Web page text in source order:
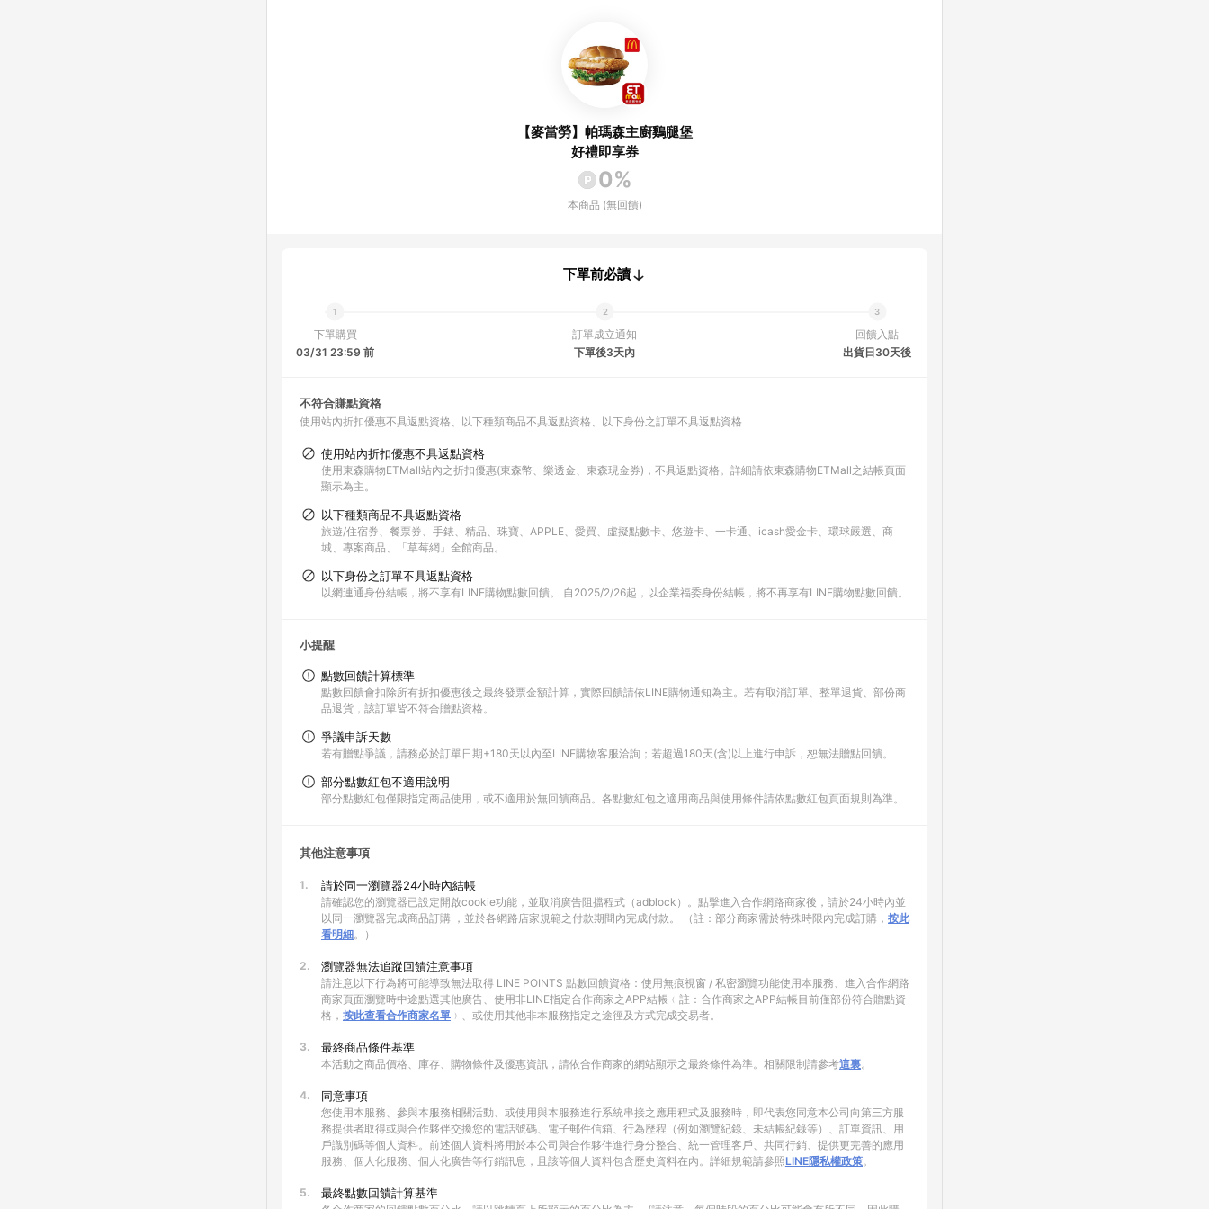
【麥當勞】帕瑪森主廚鷄腿堡
好禮即享券
0%
本商品 (無回饋)
下單前必讀
下單購買
03/31 23:59 前
訂單成立通知
下單後3天內
回饋入點
出貨日30天後
不符合賺點資格
使用站內折扣優惠不具返點資格 以下種類商品不具返點資格 以下身份之訂單不具返點資格
使用站內折扣優惠不具返點資格
使用東森購物ETMall站內之折扣優惠(東森幣、樂透金、東森現金券)，不具返點資格。詳細請依東森購物ETMall之結帳頁面
顯示為主。
以下種類商品不具返點資格
旅遊/住宿券、餐票券、手錶、精品、珠寶、APPLE、愛買、虛擬點數卡、悠遊卡、一卡通、icash愛金卡、環球嚴選、商
城、專案商品、「草莓網」全館商品。
以下身份之訂單不具返點資格
以網連通身份結帳，將不享有LINE購物點數回饋。 自2025/2/26起，以企業福委身份結帳，將不再享有LINE購物點數回饋。
小提醒
點數回饋計算標準
點數回饋會扣除所有折扣優惠後之最終發票金額計算，實際回饋請依LINE購物通知為主。若有取消訂單、整單退貨、部份商
品退貨，該訂單皆不符合贈點資格。
爭議申訴天數
若有贈點爭議，請務必於訂單日期+180天以內至LINE購物客服洽詢；若超過180天(含)以上進行申訴，恕無法贈點回饋。
部分點數紅包不適用說明
部分點數紅包僅限指定商品使用，或不適用於無回饋商品。各點數紅包之適用商品與使用條件請依點數紅包頁面規則為準。
其他注意事項
1. 請於同一瀏覽器24小時內結帳
請確認您的瀏覽器已設定開啟cookie功能，並取消廣告阻擋程式（adblock）。點擊進入合作網路商家後，請於24小時內並
以同一瀏覽器完成商品訂購 ，並於各網路店家規範之付款期間內完成付款。 （註：部分商家需於特殊時限內完成訂購， 按此
看明細。）
2. 瀏覽器無法追蹤回饋注意事項
請注意以下行為將可能導致無法取得 LINE POINTS 點數回饋資格：使用無痕視窗 / 私密瀏覽功能使用本服務、進入合作網路
商家頁面瀏覽時中途點選其他廣告、使用非LINE指定合作商家之APP結帳﹙註：合作商家之APP結帳目前僅部份符合贈點資
格， 按此查看合作商家名單 ﹚、或使用其他非本服務指定之途徑及方式完成交易者。
3. 最終商品條件基準
本活動之商品價格、庫存、購物條件及優惠資訊，請依合作商家的網站顯示之最終條件為準。相關限制請參考這裏。
4. 同意事項
您使用本服務、參與本服務相關活動、或使用與本服務進行系統串接之應用程式及服務時，即代表您同意本公司向第三方服
務提供者取得或與合作夥伴交換您的電話號碼、電子郵件信箱、行為歷程（例如瀏覽紀錄、未結帳紀錄等）、訂單資訊、用
戶識別碼等個人資料。前述個人資料將用於本公司與合作夥伴進行身分整合、統一管理客戶、共同行銷、提供更完善的應用
服務、個人化服務、個人化廣告等行銷訊息，且該等個人資料包含歷史資料在內。詳細規範請參照LINE隱私權政策。
5. 最終點數回饋計算基準